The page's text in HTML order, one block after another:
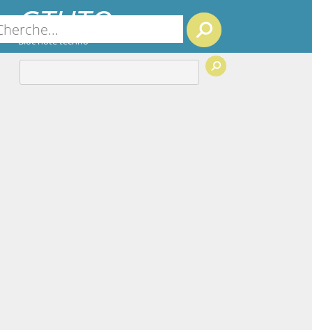
GTUTO
Bloc note techno
Search